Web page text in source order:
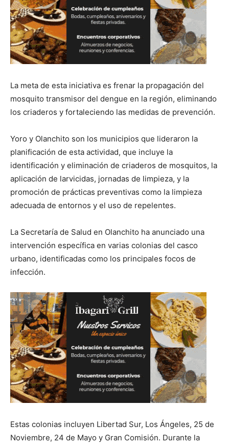
La meta de esta iniciativa es frenar la propagación del
mosquito transmisor del dengue en la región, eliminando
los criaderos y fortaleciendo las medidas de prevención.
Yoro y Olanchito son los municipios que lideraron la
planificación de esta actividad, que incluye la
identificación y eliminación de criaderos de mosquitos, la
aplicación de larvicidas, jornadas de limpieza, y la
promoción de prácticas preventivas como la limpieza
adecuada de entornos y el uso de repelentes.
La Secretaría de Salud en Olanchito ha anunciado una
intervención específica en varias colonias del casco
urbano, identificadas como los principales focos de
infección.
Estas colonias incluyen Libertad Sur, Los Ángeles, 25 de
Noviembre, 24 de Mayo y Gran Comisión. Durante la